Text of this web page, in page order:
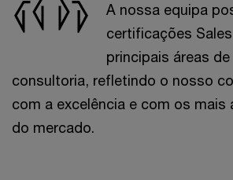
A nossa equipa
certificações
principais áreas
consultoria, refletindo o nosso
com a excelência e com os mais
do mercado.